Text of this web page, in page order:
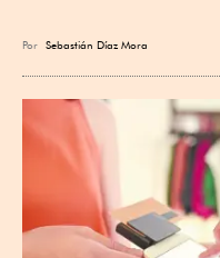
Por Sebastián Díaz Mora